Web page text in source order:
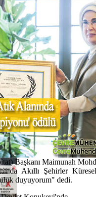
Başkanı Maimunah
Akıllı Şehirler
duyuyorum" dedi.